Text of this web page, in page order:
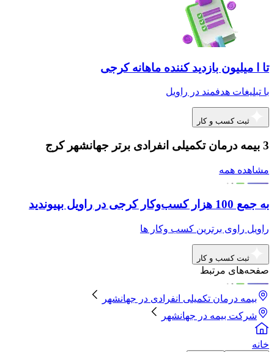
تا ا میلیون بازدید کننده ماهانه کرجی
با تبلیغات هدفمند در راویل
ثبت کسب و کار
3 بیمه درمان تکمیلی انفرادی برتر جهانشهر کرج
مشاهده همه
به جمع 100 هزار کسب‌وکار کرجی در راویل بپیوندید
راویل راوی برترین کسب وکار ها
ثبت کسب و کار
صفحه‌های مرتبط
بیمه درمان تکمیلی انفرادی در جهانشهر
شرکت بیمه در جهانشهر
خانه